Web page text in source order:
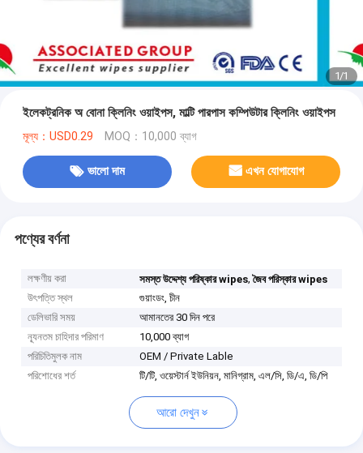
1/1
ইলেকট্রনিক অ বোনা ক্লিনিং ওয়াইপস, মাল্টি পারপাস কম্পিউটার ক্লিনিং ওয়াইপস
মূল্য：USD0.29 MOQ：10,000 ব্যাগ
ভালো দাম এখন যোগাযোগ
পণ্যের বর্ণনা
লক্ষণীয় করা সমস্ত উদ্দেশ্য পরিষ্কার wipes,জৈব পরিস্কার wipes
উৎপত্তি স্থল
গুয়াংডং, চীন
ডেলিভারি সময়
আমানতের 30 দিন পরে
ন্যূনতম চাহিদার পরিমাণ
10,000 ব্যাগ
পরিচিতিমুলক নাম
OEM / Private Lable
পরিশোধের শর্ত
টি/টি, ওয়েস্টার্ন ইউনিয়ন, মানিগ্রাম, এল/সি, ডি/এ, ডি/পি
আরো দেখুন